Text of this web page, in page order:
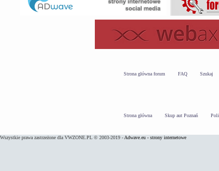
Strona główna forum FAQ Szukaj
Strona główna Skup aut Poznań
Wszystkie prawa zastrzeżone dla VWZONE.PL © 2003-2019 - Adwave.eu - strony internetowe